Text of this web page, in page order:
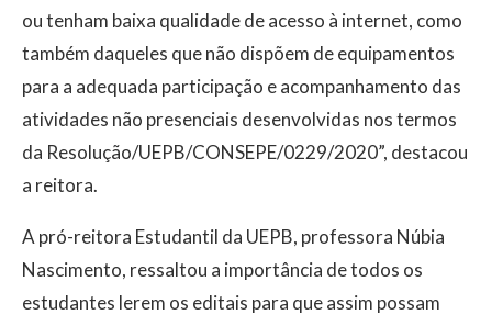
ou tenham baixa qualidade de acesso à internet, como
também daqueles que não dispõem de equipamentos
para a adequada participação e acompanhamento das
atividades não presenciais desenvolvidas nos termos
da Resolução/UEPB/CONSEPE/0229/2020”, destacou
a reitora.
A pró-reitora Estudantil da UEPB, professora Núbia
Nascimento, ressaltou a importância de todos os
estudantes lerem os editais para que assim possam